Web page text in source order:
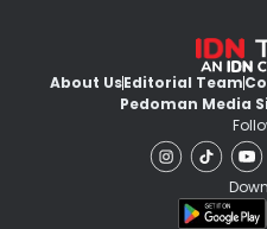
About UsEditorial Team
Pedoman Media